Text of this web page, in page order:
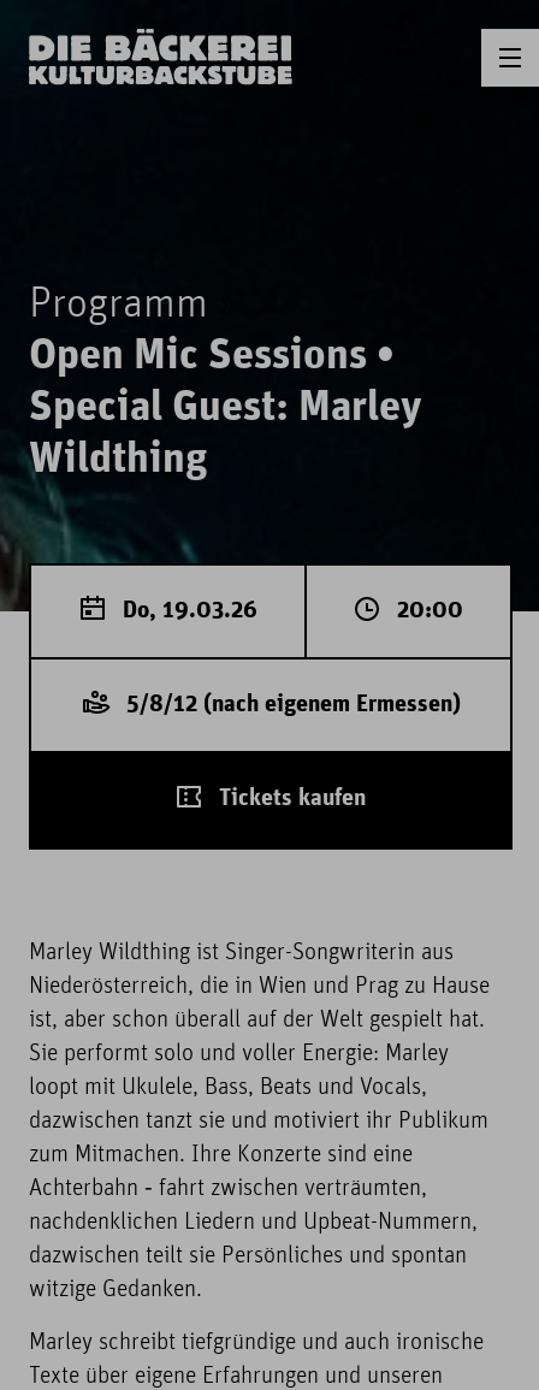
Programm
Open Mic Sessions •
Special Guest: Marley
Wildthing
Do, 19.03.26 20:00
5/8/12 (nach eigenem Ermessen)
Tickets kaufen
Marley Wildthing ist Singer-Songwriterin aus
Niederösterreich, die in Wien und Prag zu Hause
ist, aber schon überall auf der Welt gespielt hat.
Sie performt solo und voller Energie: Marley
loopt mit Ukulele, Bass, Beats und Vocals,
dazwischen tanzt sie und motiviert ihr Publikum
zum Mitmachen. Ihre Konzerte sind eine
Achterbahn ‐ fahrt zwischen verträumten,
nachdenklichen Liedern und Upbeat-Nummern,
dazwischen teilt sie Persönliches und spontan
witzige Gedanken.
Marley schreibt tiefgründige und auch ironische
Texte über eigene Erfahrungen und unseren